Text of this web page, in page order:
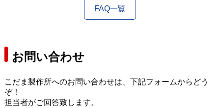
FAQ一覧
お問い合わせ
こだま製作所へのお問い合わせは、下記フォームからどう
ぞ！
担当者がご回答致します。